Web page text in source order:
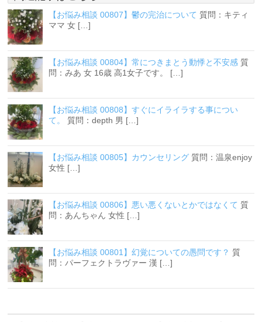
【お悩み相談 00807】鬱の完治について 質問：キティ
ママ 女 […]
【お悩み相談 00804】常につきまとう動悸と不安感 質
問：みあ 女 16歳 高1女子です。 […]
【お悩み相談 00808】すぐにイライラする事につい
て。
質問：depth 男 […]
【お悩み相談 00805】カウンセリング 質問：温泉enjoy
女性 […]
【お悩み相談 00806】悪い悪くないとかではなくて 質
問：あんちゃん 女性 […]
【お悩み相談 00801】幻覚についての愚問です？ 質
問：パーフェクトラヴァー 漢 […]